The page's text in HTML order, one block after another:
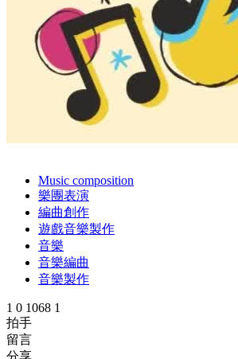
Music composition
樂團表演
編曲創作
遊戲音樂製作
音樂
音樂編曲
音樂製作
1 0 1068 1
拍手
留言
分享